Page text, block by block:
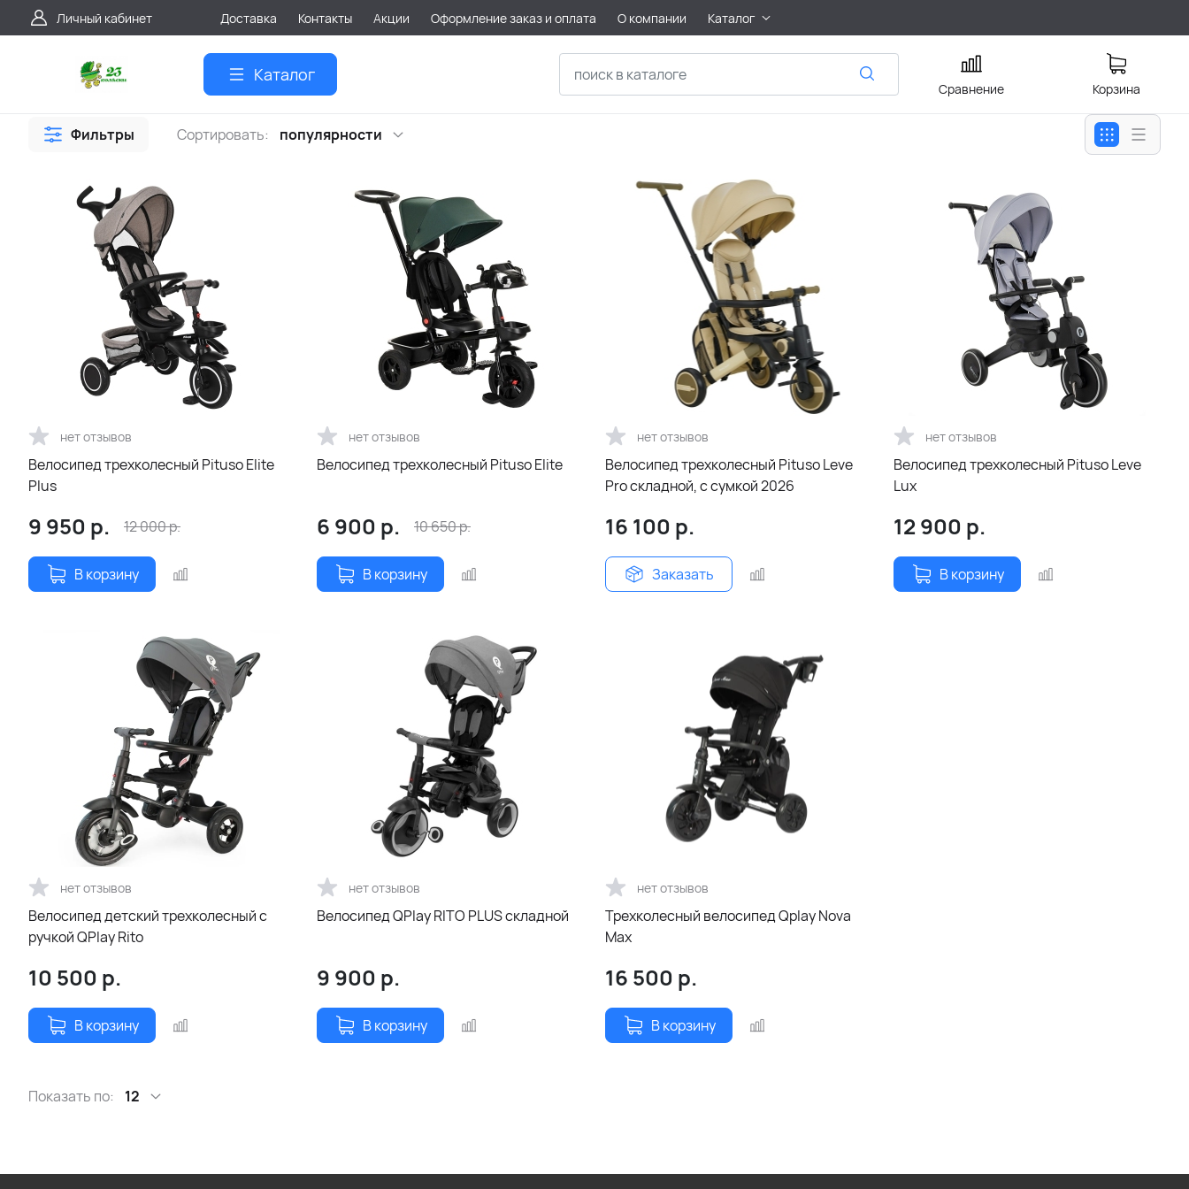
Личный кабинет Доставка Контакты Акции Оформление заказ и оплата О компании Каталог
Каталог
Сравнение Корзина
Фильтры Сортировать: популярности
нет отзывов
Велосипед трехколесный Pituso Elite
Plus
9 950 р. 12 000р.
В корзину
нет отзывов
Велосипед трехколесный Pituso Elite
6 900 р. 10 650р.
В корзину
нет отзывов
Велосипед трехколесный Pituso Leve
Pro складной, с сумкой 2026
16 100 р.
Заказать
нет отзывов
Велосипед трехколесный Pituso Leve
Lux
12 900 р.
В корзину
нет отзывов
Велосипед детский трехколесный с
ручкой QPlay Rito
10 500 р.
В корзину
нет отзывов
Велосипед QPlay RITO PLUS складной
9 900 р.
В корзину
нет отзывов
Трехколесный велосипед Qplay Nova
Max
16 500 р.
В корзину
Показать по: 12